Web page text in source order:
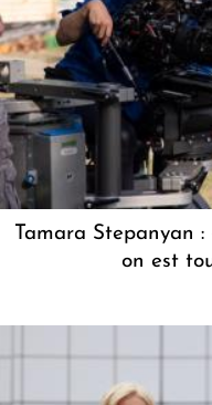
Tamara Stepanyan
on est